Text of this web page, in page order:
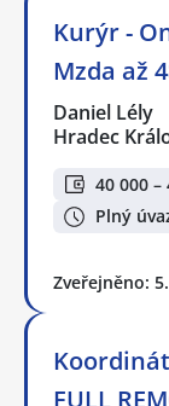
Kurýr -
Mzda až
Daniel Lély
Hradec
40 000 –
Plný
Zveřejněno:
FULL